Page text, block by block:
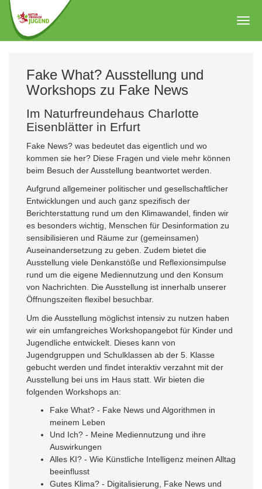
Zum
Hauptinhalt
springen
Fake What? Ausstellung und
Workshops zu Fake News
Im Naturfreundehaus Charlotte
Eisenblätter in Erfurt
Fake News? was bedeutet das eigentlich und wo
kommen sie her? Diese Fragen und viele mehr können
beim Besuch der Ausstellung beantwortet werden.
Aufgrund allgemeiner politischer und gesellschaftlicher
Entwicklungen und auch ganz spezifisch der
Berichterstattung rund um den Klimawandel, finden wir
es besonders wichtig, Menschen für Desinformation zu
sensibilisieren und Räume zur (gemeinsamen)
Auseinandersetzung zu geben. Zudem bietet die
Ausstellung viele Denkanstöße und Reflexionsimpulse
rund um die eigene Mediennutzung und den Konsum
von Nachrichten. Die Ausstellung ist innerhalb unserer
Öffnungszeiten flexibel besuchbar.
Um die Ausstellung möglichst intensiv zu nutzen haben
wir ein umfangreiches Workshopangebot für Kinder und
Jugendliche entwickelt. Dieses kann von
Jugendgruppen und Schulklassen ab der 5. Klasse
gebucht werden und findet interaktiv verzahnt mit der
Ausstellung bei uns im Haus statt. Wir bieten die
folgenden Workshops an:
Fake What? - Fake News und Algorithmen in
meinem Leben
Und Ich? - Meine Mediennutzung und ihre
Auswirkungen
Alles KI? - Wie Künstliche Intelligenz meinen Alltag
beeinflusst
Gutes Klima? - Digitalisierung, Fake News und